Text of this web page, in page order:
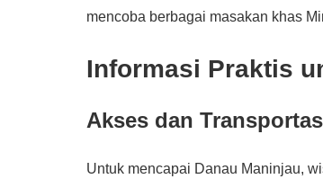
mencoba berbagai masakan khas
Informasi Praktis
Akses dan
Untuk mencapai Danau Maninjau,